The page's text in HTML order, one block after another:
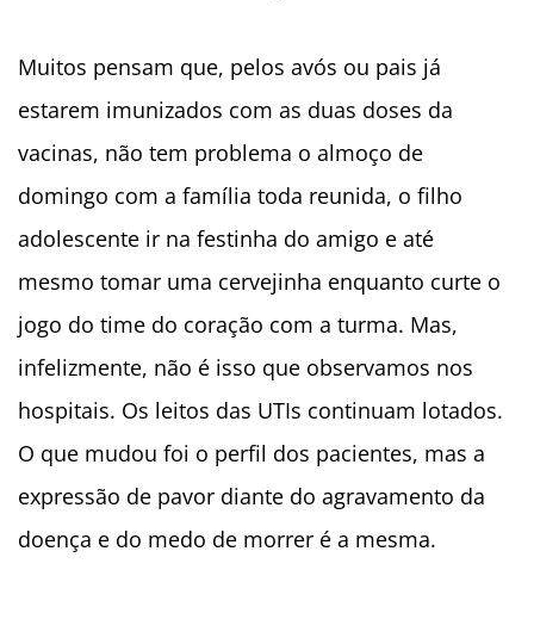
Muitos pensam que, pelos avós ou pais já
estarem imunizados com as duas doses da
vacinas, não tem problema o almoço de
domingo com a família toda reunida, o filho
adolescente ir na festinha do amigo e até
mesmo tomar uma cervejinha enquanto curte o
jogo do time do coração com a turma. Mas,
infelizmente, não é isso que observamos nos
hospitais. Os leitos das UTIs continuam lotados.
O que mudou foi o perfil dos pacientes, mas a
expressão de pavor diante do agravamento da
doença e do medo de morrer é a mesma.